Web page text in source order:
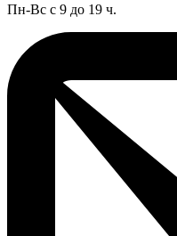
Пн-Вс с 9 до 19 ч.